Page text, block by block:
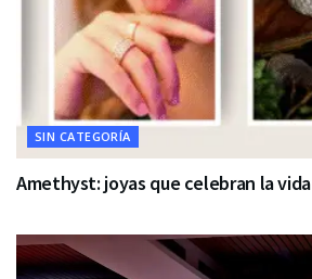
SIN CATEGORÍA
Amethyst: joyas que celebran la vida